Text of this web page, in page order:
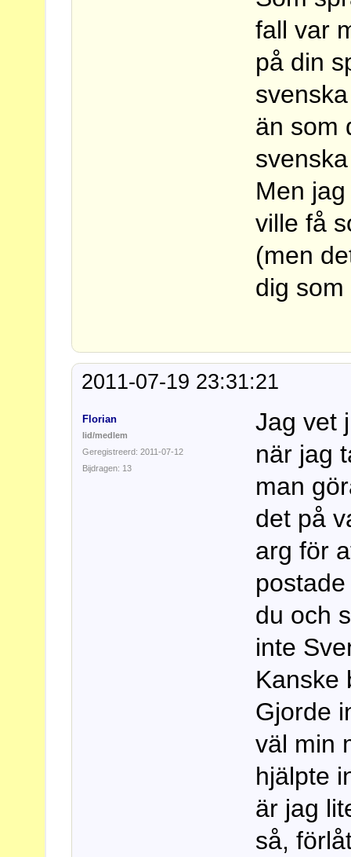
fall var
på din
än som
Men
ville få
(men
dig
2011-07-19 23:31:21
Florian
lid/medlem
Geregistreerd: 2011-07-12
Bijdragen: 13
Jag vet
när jag
man
det på
arg för
du och
inte
Kanske
Gjorde
väl min
hjälpte
är jag
så,